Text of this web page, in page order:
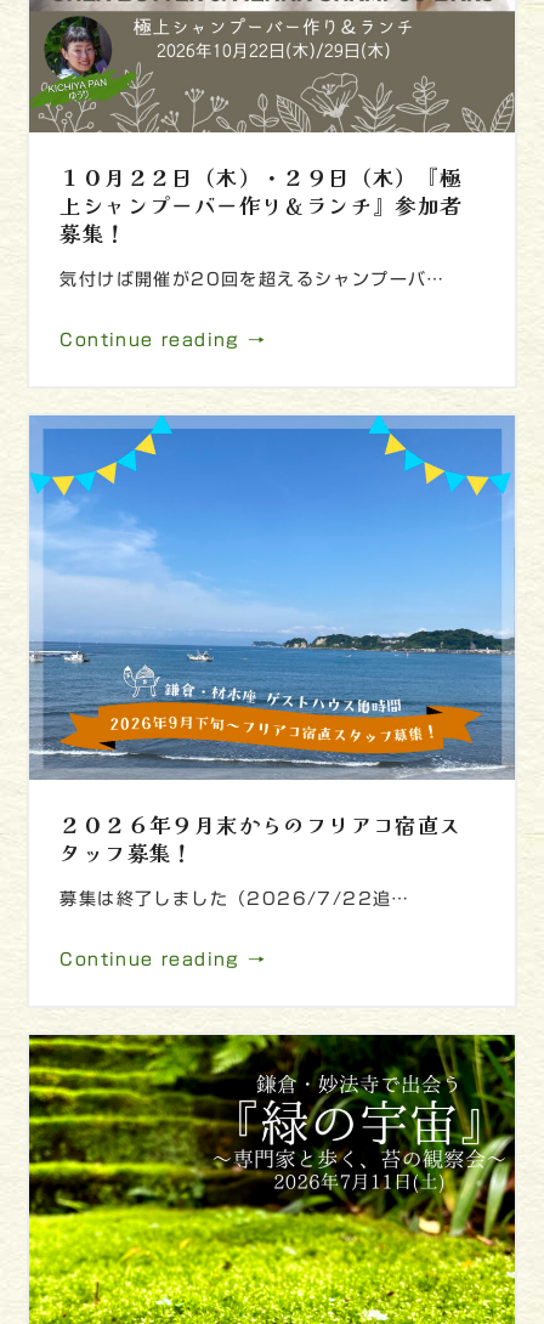
１０月２２日（木）・２９日（木）『極
上シャンプーバー作り＆ランチ』参加者
募集！
気付けば開催が20回を超えるシャンプーバ…
Continue reading →
２０２６年９月末からのフリアコ宿直ス
タッフ募集！
募集は終了しました（2026/7/22追…
Continue reading →